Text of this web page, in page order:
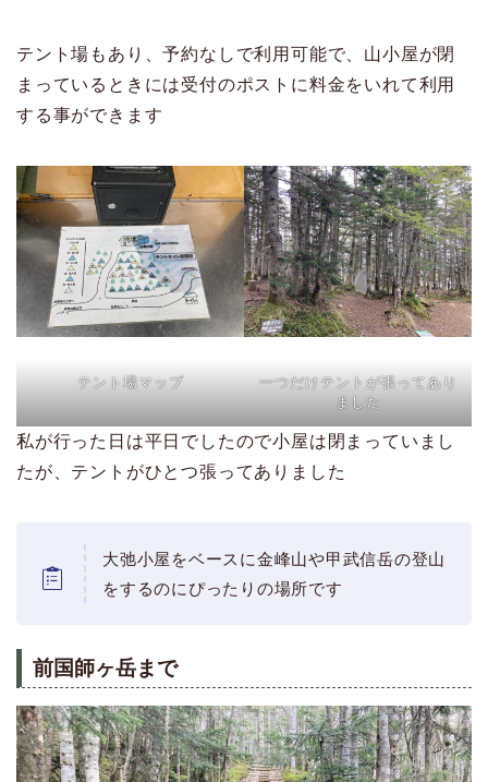
テント場もあり、予約なしで利用可能で、山小屋が閉
まっているときには受付のポストに料金をいれて利用
する事ができます
テント場マップ
一つだけテントが張ってあり
ました
私が行った日は平日でしたので小屋は閉まっていまし
たが、テントがひとつ張ってありました
大弛小屋をベースに金峰山や甲武信岳の登山
をするのにぴったりの場所です
前国師ヶ岳まで